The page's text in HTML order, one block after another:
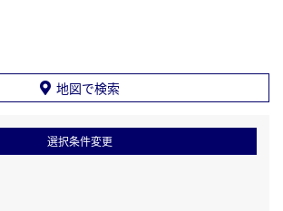
地図で検索
選択条件変更